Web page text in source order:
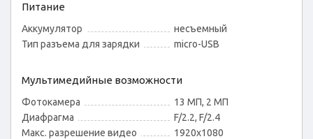
Питание
Аккумулятор
несъемный
Тип разъема для зарядки
micro-USB
Мультимедийные возможности
Фотокамера
13 МП, 2 МП
Диафрагма
F/2.2, F/2.4
Макс. разрешение видео
1920x1080